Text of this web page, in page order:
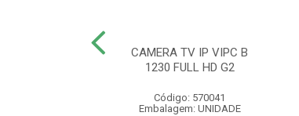
CAMERA TV IP VIPC B
1230 FULL HD G2
Código: 570041
Embalagem: UNIDADE